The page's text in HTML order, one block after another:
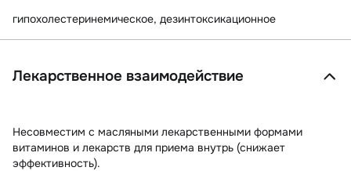
гипохолестеринемическое, дезинтоксикационное
Лекарственное взаимодействие
Несовместим с масляными лекарственными формами
витаминов и лекарств для приема внутрь (снижает
эффективность).